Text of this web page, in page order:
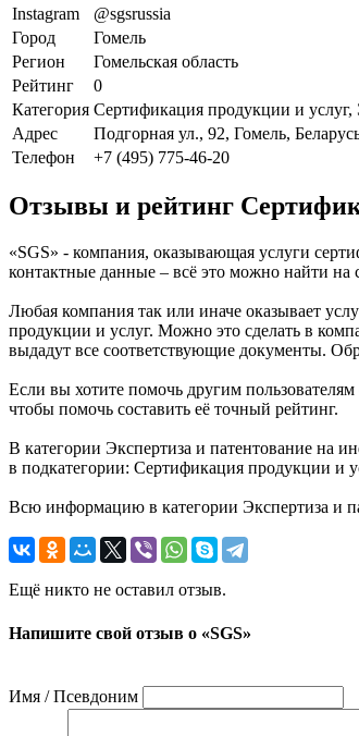
Instagram
@sgsrussia
Город
Гомель
Регион
Гомельская область
Рейтинг
0
Категория Сертификация продукции и услуг,
Адрес
Подгорная ул., 92, Гомель,
Телефон
+7 (495) 775-46-20
Отзывы и рейтинг
«SGS» - компания, оказывающая услуги
контактные данные – всё это можно найти
Любая компания так или иначе оказывает
продукции и услуг. Можно это сделать в
выдадут все соответствующие документы.
Если вы хотите помочь другим
чтобы помочь составить её точный рейтинг.
В категории Экспертиза и патентование на
в подкатегории: Сертификация продукции и
Всю информацию в категории Экспертиза и
Ещё никто не оставил отзыв.
Напишите свой отзыв о «SGS»
Имя / Псевдоним